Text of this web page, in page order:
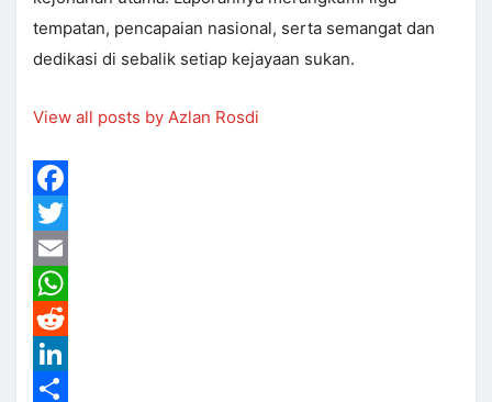
tempatan, pencapaian nasional, serta semangat dan
dedikasi di sebalik setiap kejayaan sukan.
View all posts by Azlan Rosdi
Facebook
Twitter
Email
WhatsApp
Reddit
LinkedIn